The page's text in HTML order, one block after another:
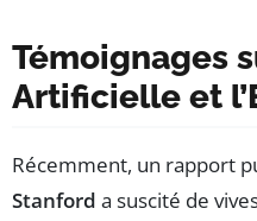
Témoignages
Artificielle et
Récemment, un rapport
Stanford a suscité de